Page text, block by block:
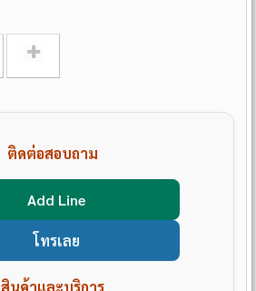
ติดต่อสอบถาม
Add Line
โทรเลย
สินค้าและบริการ